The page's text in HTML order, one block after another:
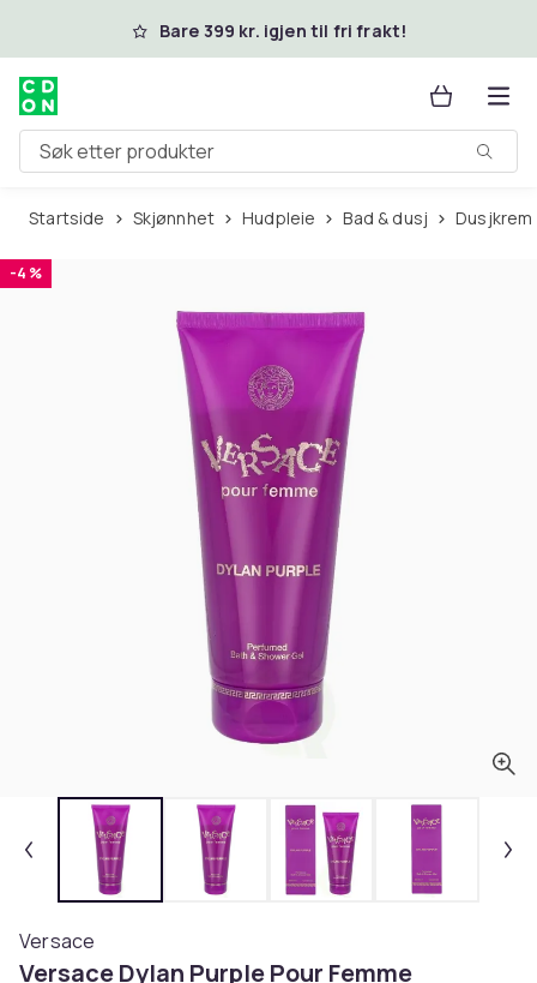
Hopp til hovedinnholdBare 399 kr. igjen til fri frakt!
Søk etter produkter
Startside Skjønnhet Hudpleie Bad & dusj Dusjkrem
-4 %
Versace
Versace Dylan Purple Pour Femme